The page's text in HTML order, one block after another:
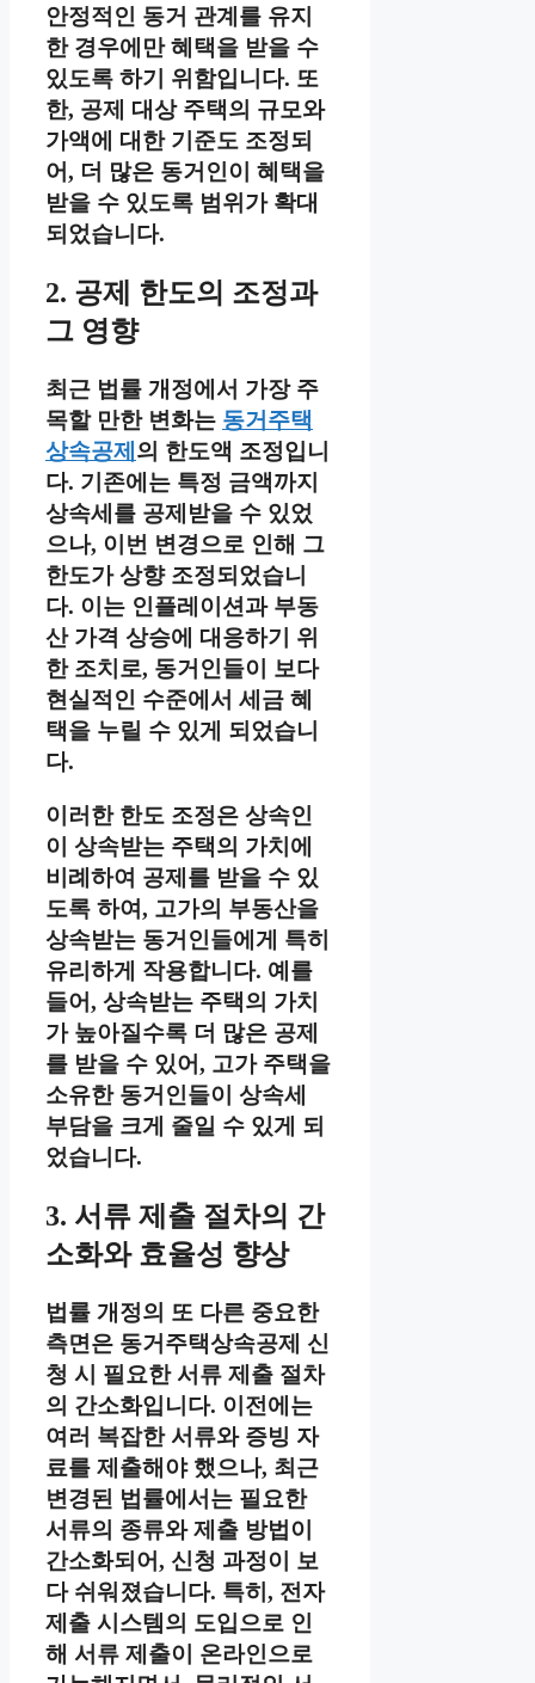
안정적인 동거 관계를 유지
한 경우에만 혜택을 받을 수
있도록 하기 위함입니다. 또
한, 공제 대상 주택의 규모와
가액에 대한 기준도 조정되
어, 더 많은 동거인이 혜택을
받을 수 있도록 범위가 확대
되었습니다.
2. 공제 한도의 조정과
그 영향
최근 법률 개정에서 가장 주
목할 만한 변화는 동거주택
상속공제 의 한도액 조정입니
다. 기존에는 특정 금액까지
상속세를 공제받을 수 있었
으나, 이번 변경으로 인해 그
한도가 상향 조정되었습니
다. 이는 인플레이션과 부동
산 가격 상승에 대응하기 위
한 조치로, 동거인들이 보다
현실적인 수준에서 세금 혜
택을 누릴 수 있게 되었습니
다.
이러한 한도 조정은 상속인
이 상속받는 주택의 가치에
비례하여 공제를 받을 수 있
도록 하여, 고가의 부동산을
상속받는 동거인들에게 특히
유리하게 작용합니다. 예를
들어, 상속받는 주택의 가치
가 높아질수록 더 많은 공제
를 받을 수 있어, 고가 주택을
소유한 동거인들이 상속세
부담을 크게 줄일 수 있게 되
었습니다.
3. 서류 제출 절차의 간
소화와 효율성 향상
법률 개정의 또 다른 중요한
측면은 동거주택상속공제 신
청 시 필요한 서류 제출 절차
의 간소화입니다. 이전에는
여러 복잡한 서류와 증빙 자
료를 제출해야 했으나, 최근
변경된 법률에서는 필요한
서류의 종류와 제출 방법이
간소화되어, 신청 과정이 보
다 쉬워졌습니다. 특히, 전자
제출 시스템의 도입으로 인
해 서류 제출이 온라인으로